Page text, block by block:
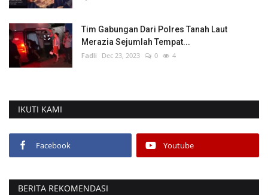
Tim Gabungan Dari Polres Tanah Laut
Merazia Sejumlah Tempat...
Fadli Dec 23, 2023 0 4
IKUTI KAMI
Facebook Youtube
BERITA REKOMENDASI